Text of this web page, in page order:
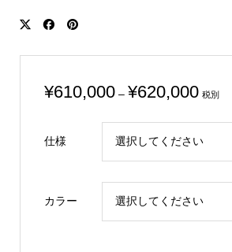
¥610,000 – ¥620,000価
税別
仕様
カラー